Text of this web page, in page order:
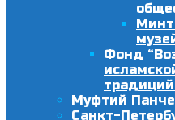
Фонд
Муфтий
Санкт-